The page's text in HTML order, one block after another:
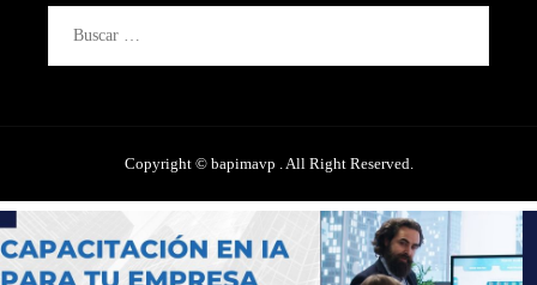
Copyright © bapimavp . All Right Reserved.